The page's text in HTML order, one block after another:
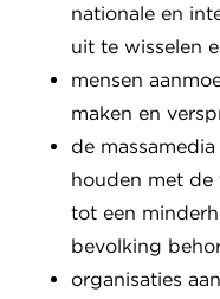
nationale en
uit te wisselen
mensen
maken en
de
houden met de
tot een
bevolking
organisaties